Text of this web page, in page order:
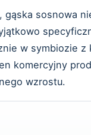
gąska sosnowa
w symbiozie
komercyjny
wzrostu.